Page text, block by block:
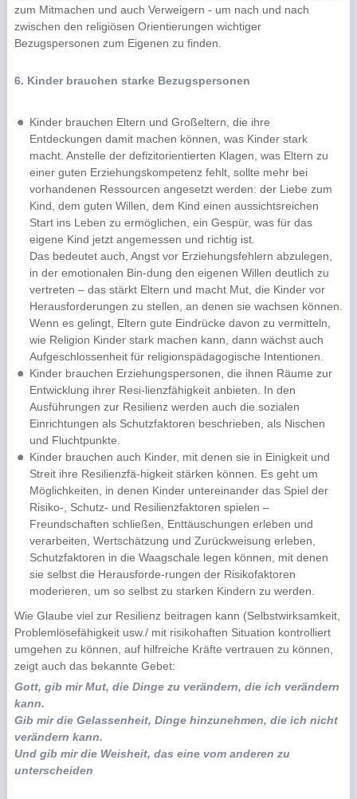
zum Mitmachen und auch Verweigern - um nach und nach
zwischen den religiösen Orientierungen wichtiger
Bezugspersonen zum Eigenen zu finden.
6. Kinder brauchen starke Bezugspersonen
Kinder brauchen Eltern und Großeltern, die ihre
Entdeckungen damit machen können, was Kinder stark
macht. Anstelle der defizitorientierten Klagen, was Eltern zu
einer guten Erziehungskompetenz fehlt, sollte mehr bei
vorhandenen Ressourcen angesetzt werden: der Liebe zum
Kind, dem guten Willen, dem Kind einen aussichtsreichen
Start ins Leben zu ermöglichen, ein Gespür, was für das
eigene Kind jetzt angemessen und richtig ist.
Das bedeutet auch, Angst vor Erziehungsfehlern abzulegen,
in der emotionalen Bin-dung den eigenen Willen deutlich zu
vertreten – das stärkt Eltern und macht Mut, die Kinder vor
Herausforderungen zu stellen, an denen sie wachsen können.
Wenn es gelingt, Eltern gute Eindrücke davon zu vermitteln,
wie Religion Kinder stark machen kann, dann wächst auch
Aufgeschlossenheit für religionspädagogische Intentionen.
Kinder brauchen Erziehungspersonen, die ihnen Räume zur
Entwicklung ihrer Resi-lienzfähigkeit anbieten. In den
Ausführungen zur Resilienz werden auch die sozialen
Einrichtungen als Schutzfaktoren beschrieben, als Nischen
und Fluchtpunkte.
Kinder brauchen auch Kinder, mit denen sie in Einigkeit und
Streit ihre Resilienzfä-higkeit stärken können. Es geht um
Möglichkeiten, in denen Kinder untereinander das Spiel der
Risiko-, Schutz- und Resilienzfaktoren spielen –
Freundschaften schließen, Enttäuschungen erleben und
verarbeiten, Wertschätzung und Zurückweisung erleben,
Schutzfaktoren in die Waagschale legen können, mit denen
sie selbst die Herausforde-rungen der Risikofaktoren
moderieren, um so selbst zu starken Kindern zu werden.
Wie Glaube viel zur Resilienz beitragen kann (Selbstwirksamkeit,
Problemlösefähigkeit usw./ mit risikohaften Situation kontrolliert
umgehen zu können, auf hilfreiche Kräfte vertrauen zu können,
zeigt auch das bekannte Gebet:
Gott, gib mir Mut, die Dinge zu verändern, die ich verändern
kann.
Gib mir die Gelassenheit, Dinge hinzunehmen, die ich nicht
verändern kann.
Und gib mir die Weisheit, das eine vom anderen zu
unterscheiden